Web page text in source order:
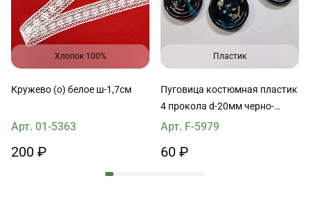
Хлопок 100%
Кружево (о) белое ш-1,7см
Арт. 01-5363
200 ₽
Пластик
Пуговица костюмная пластик
4 прокола d-20мм черно-
голубая с надписью
Арт. F-5979
60 ₽